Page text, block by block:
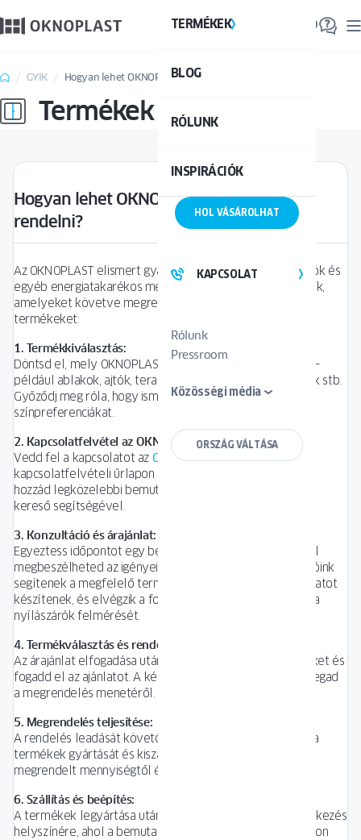
TERMÉKEK
BLOG
RÓLUNK
INSPIRÁCIÓK
HOL VÁSÁROLHAT
KAPCSOLAT
Rólunk
Pressroom
Közösségi média
ORSZÁG VÁLTÁSA
GYIK Hogyan lehet OKNOPLAST termékeket rendelni?
Termékek
Hogyan lehet OKNOPLAST termékeket
rendelni?
Az OKNOPLAST elismert gyártó az ablakok, ajtók, redőnyök és
egyéb energiatakarékos megoldások terén. Íme a lépések,
amelyeket követve megrendelheted az OKNOPLAST
termékeket:
1. Termékkiválasztás:
Döntsd el, mely OKNOPLAST termékekre van szükséged –
például ablakok, ajtók, teraszajtók, redőnyök, garázskapuk stb.
Győződj meg róla, hogy ismered a méreteket és a
színpreferenciákat.
2. Kapcsolatfelvétel az OKNOPLAST képviselőjével:
Vedd fel a kapcsolatot az OKNOPLAST képviselőjévela
kapcsolatfelvételi űrlapon keresztül, vagy keresd meg a
hozzád legközelebbi bemutatótermet a bemutatóterem-
kereső segítségével.
3. Konzultáció és árajánlat:
Egyeztess időpontot egy bemutatótermi találkozóra, ahol
megbeszélheted az igényeidet és elvárásaidat. Tanácsadóink
segítenek a megfelelő termékek kiválasztásában, árajánlatot
készítenek, és elvégzik a fontos lépéseket, mint például a
nyílászárók felmérését.
4. Termékválasztás és rendelés leadása:
Az árajánlat elfogadása után válaszd ki a kívánt termékeket és
fogadd el az ajánlatot. A képviselő minden információt megad
a megrendelés menetéről.
5. Megrendelés teljesítése:
A rendelés leadását követően az OKNOPLAST megkezdi a
termékek gyártását és kiszállítását. A teljesítési idő a
megrendelt mennyiségtől és a specifikációktól függ.
6. Szállítás és beépítés:
A termékek legyártása után kiszállításra kerülnek az építkezés
helyszínére, ahol a bemutatóteremben egyeztetett módon